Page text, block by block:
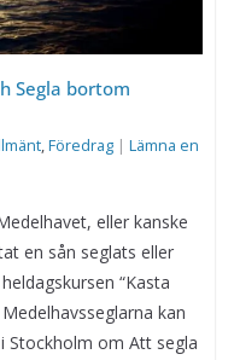
Segla bortom
,Föredrag | Lämna en
eller kanske
en sån seglats eller
“Kasta
kan
Stockholm om Att segla